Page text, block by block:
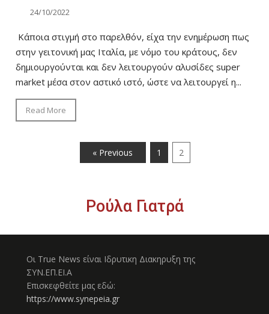
24/10/2022
Κάποια στιγμή στο παρελθόν, είχα την ενημέρωση πως
στην γειτονική μας Ιταλία, με νόμο του κράτους, δεν
δημιουργούνται και δεν λειτουργούν αλυσίδες super
market μέσα στον αστικό ιστό, ώστε να λειτουργεί η...
Read More
« Previous 1 2
Ρούλα Γιατρά
Οι True News είναι Ιδρυτικη Διακηρυξη της
ΣΥΝ.ΕΠ.ΕΙ.Α
Επισκεφθείτε μας εδώ:
https://www.synepeia.gr